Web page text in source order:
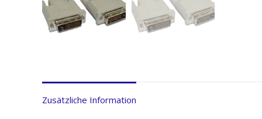
Zusätzliche Information